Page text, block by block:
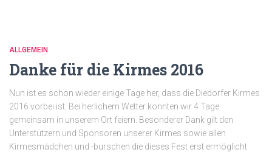
ALLGEMEIN
Danke für die Kirmes 2016
Nun ist es schon wieder einige Tage her, dass die Diedorfer Kirmes
2016 vorbei ist. Bei herlichem Wetter konnten wir 4 Tage
gemeinsam in unserem Ort feiern. Besonderer Dank gilt den
Unterstützern und Sponsoren unserer Kirmes sowie allen
Kirmesmädchen und -burschen die dieses Fest erst ermöglicht